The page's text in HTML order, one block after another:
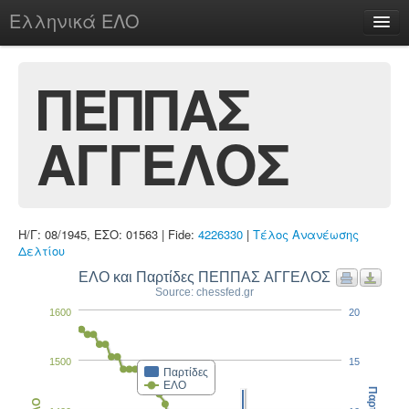
Ελληνικά ΕΛΟ
chesstu.be @ discord
Login
ΠΕΠΠΑΣ
ΑΓΓΕΛΟΣ
Η/Γ: 08/1945, ΕΣΟ: 01563 | Fide: 4226330 | Τέλος Ανανέωσης
Δελτίου
ΕΛΟ και Παρτίδες ΠΕΠΠΑΣ ΑΓΓΕΛΟΣ
Source: chessfed.gr
Παρτίδες
ΕΛΟ
1500
1600
15
20